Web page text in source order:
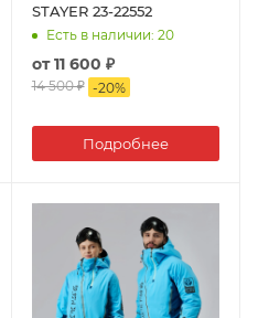
STAYER 23-22552
Есть в наличии: 20
от11 600 ₽
14 500 ₽ -20%
Подробнее